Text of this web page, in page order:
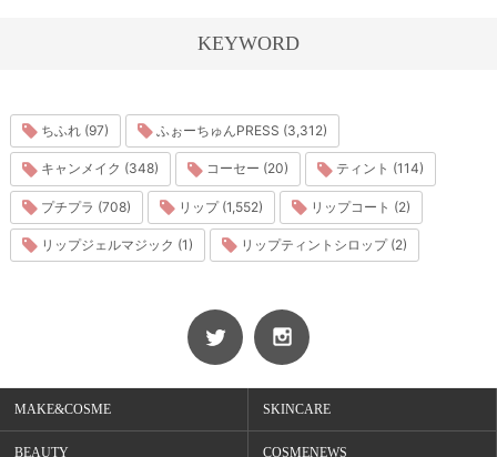
KEYWORD
ちふれ (97) ふぉーちゅんPRESS (3,312)
キャンメイク (348) コーセー (20) ティント (114)
プチプラ (708) リップ (1,552) リップコート (2)
リップジェルマジック (1) リップティントシロップ (2)
MAKE&COSME SKINCARE
BEAUTY COSMENEWS